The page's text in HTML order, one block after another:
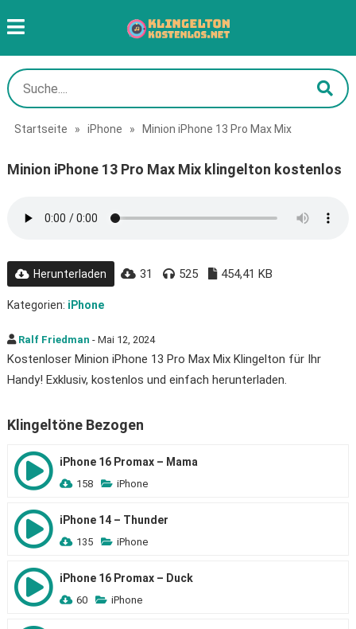
Startseite » iPhone » Minion iPhone 13 Pro Max Mix
Minion iPhone 13 Pro Max Mix klingelton kostenlos
Herunterladen 31 525 454,41 KB
Kategorien: iPhone
Ralf Friedman - Mai 12, 2024
Kostenloser Minion iPhone 13 Pro Max Mix Klingelton für Ihr
Handy! Exklusiv, kostenlos und einfach herunterladen.
Klingeltöne Bezogen
iPhone 16 Promax – Mama
158 iPhone
iPhone 14 – Thunder
135 iPhone
iPhone 16 Promax – Duck
60 iPhone